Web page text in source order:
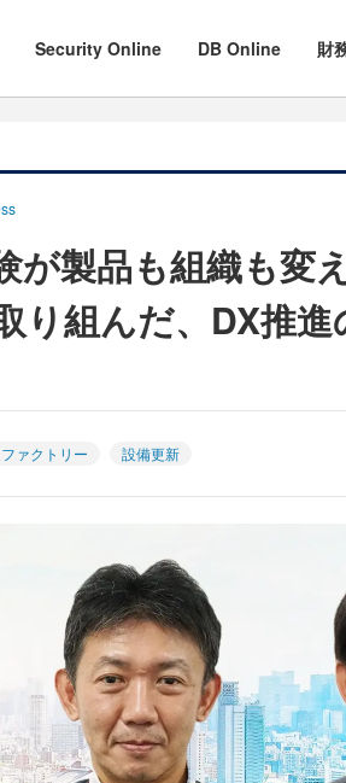
Security Online DB Online 財
が製品も組織も
り組んだ、DX推進
ァクトリー 設備更新